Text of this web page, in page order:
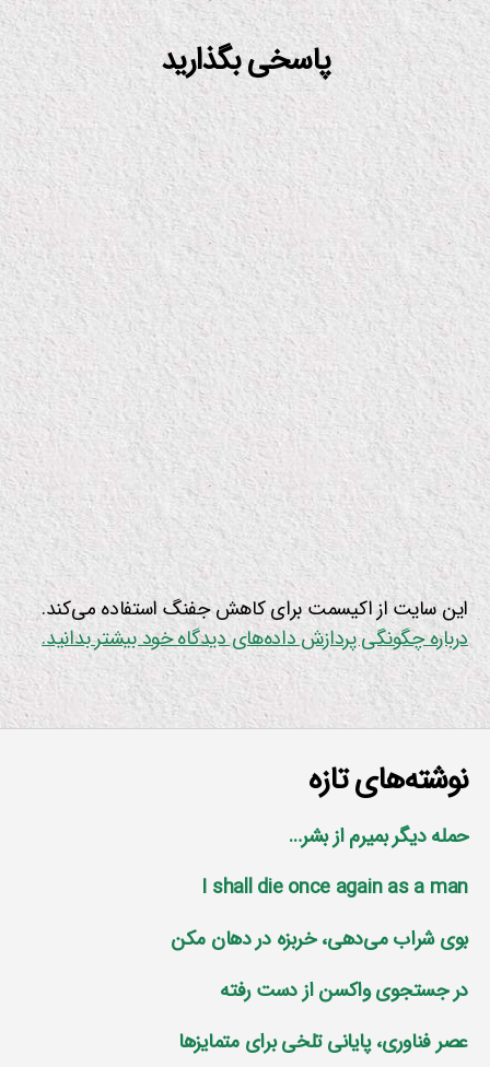
پاسخی بگذارید
این سایت از اکیسمت برای کاهش جفنگ استفاده می‌کند.
درباره چگونگی پردازش داده‌های دیدگاه خود بیشتر بدانید.
نوشته‌های تازه
حمله دیگر بمیرم از بشر…
I shall die once again as a man
بوی شراب می‌دهی، خربزه در دهان مکن
در جستجوی واکسن از دست رفته
عصر فناوری، پایانی تلخی برای متمایز‌ها